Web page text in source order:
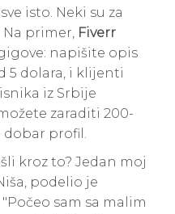
isto. Neki su za
primer, Fiverr
napišite opis
5 dolara, i klijenti
iz Srbije
zaraditi 200-
dobar profil.
kroz to? Jedan moj
podelio je
"Počeo sam sa malim